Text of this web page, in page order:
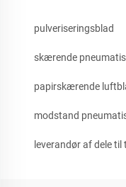
pulveriseringsblad
skærende
papirskærende
modstand
leverandør af dele